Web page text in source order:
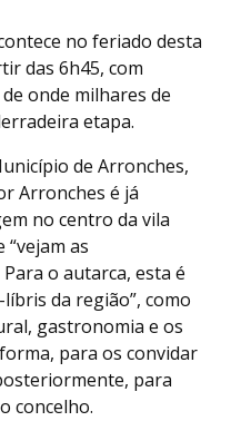
no feriado desta
das 6h45, com
onde milhares de
etapa.
de Arronches,
Arronches é já
no centro da vila
as
o autarca, esta é
da região”, como
gastronomia e os
para os convidar
para
concelho.